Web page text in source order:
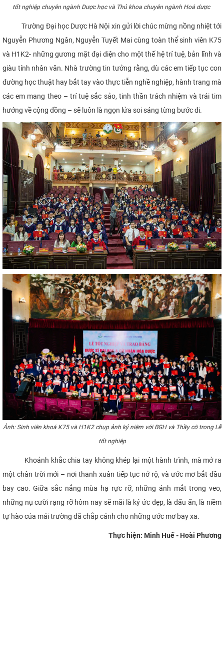
tốt nghiệp chuyên ngành Dược học và Thủ khoa chuyên ngành Hoá dược
Trường Đại học Dược Hà Nội xin gửi lời chúc mừng nồng nhiệt tới
Nguyễn Phương Ngân, Nguyễn Tuyết Mai cùng toàn thể sinh viên K75
và H1K2- những gương mặt đại diện cho một thế hệ trí tuệ, bản lĩnh và
giàu tính nhân văn. Nhà trường tin tưởng rằng, dù các em tiếp tục con
đường học thuật hay bắt tay vào thực tiễn nghề nghiệp, hành trang mà
các em mang theo – trí tuệ sắc sảo, tinh thần trách nhiệm và trái tim
hướng về cộng đồng – sẽ luôn là ngọn lửa soi sáng từng bước đi.
Ảnh: Sinh viên khoá K75 và H1K2 chụp ảnh kỷ niệm với BGH và Thầy cô trong Lễ
tốt nghiệp
Khoảnh khắc chia tay không khép lại một hành trình, mà mở ra
một chân trời mới – nơi thanh xuân tiếp tục nở rộ, và ước mơ bắt đầu
bay cao. Giữa sắc nắng mùa hạ rực rỡ, những ánh mắt trong veo,
những nụ cười rạng rỡ hôm nay sẽ mãi là ký ức đẹp, là dấu ấn, là niềm
tự hào của mái trường đã chắp cánh cho những ước mơ bay xa.
Thực hiện: Minh Huế - Hoài Phương